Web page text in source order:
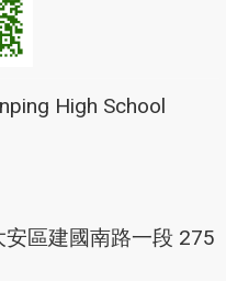
High School
區建國南路一段 275